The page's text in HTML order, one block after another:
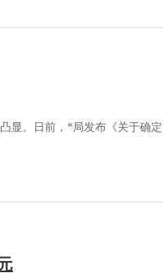
显。日前，*局发布《关于确